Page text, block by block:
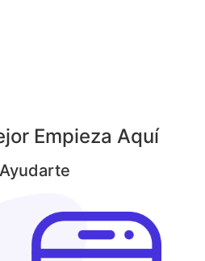
Empieza Aquí